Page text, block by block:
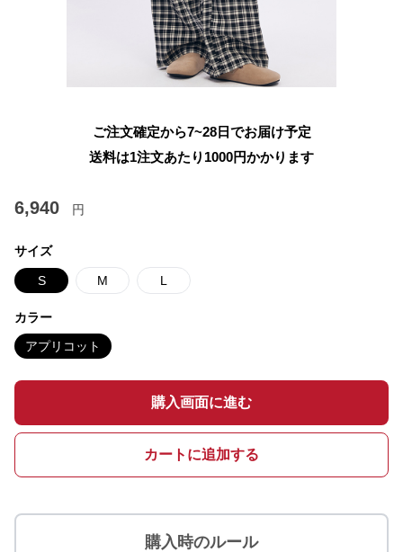
ご注文確定から7~28日でお届け予定
送料は1注文あたり 1000円かかります
6,940 円
サイズ
S M L
カラー
アプリコット
購入画面に進む
カートに追加する
購入時のルール